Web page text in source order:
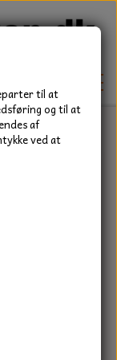
OG
til at
og til at
af
ved at